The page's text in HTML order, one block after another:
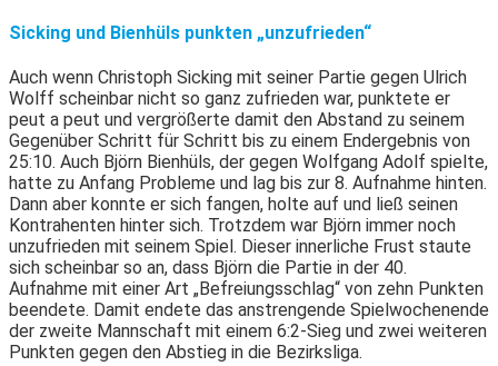
Sicking und Bienhüls punkten „unzufrieden“
Auch wenn Christoph Sicking mit seiner Partie gegen Ulrich
Wolff scheinbar nicht so ganz zufrieden war, punktete er
peut a peut und vergrößerte damit den Abstand zu seinem
Gegenüber Schritt für Schritt bis zu einem Endergebnis von
25:10. Auch Björn Bienhüls, der gegen Wolfgang Adolf spielte,
hatte zu Anfang Probleme und lag bis zur 8. Aufnahme hinten.
Dann aber konnte er sich fangen, holte auf und ließ seinen
Kontrahenten hinter sich. Trotzdem war Björn immer noch
unzufrieden mit seinem Spiel. Dieser innerliche Frust staute
sich scheinbar so an, dass Björn die Partie in der 40.
Aufnahme mit einer Art „Befreiungsschlag“ von zehn Punkten
beendete. Damit endete das anstrengende Spielwochenende
der zweite Mannschaft mit einem 6:2-Sieg und zwei weiteren
Punkten gegen den Abstieg in die Bezirksliga.